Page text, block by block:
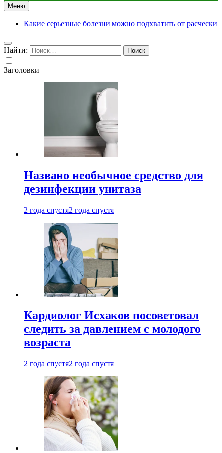
Меню
Какие серьезные болезни можно подхватить от расчески
Найти:
Заголовки
Названо необычное средство для
дезинфекции унитаза
2 года спустя2 года спустя
Кардиолог Исхаков посоветовал
следить за давлением с молодого
возраста
2 года спустя2 года спустя